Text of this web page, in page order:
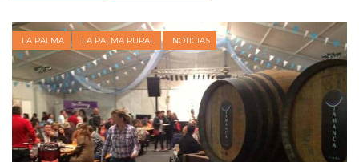
LA PALMA LA PALMA RURAL NOTICIAS